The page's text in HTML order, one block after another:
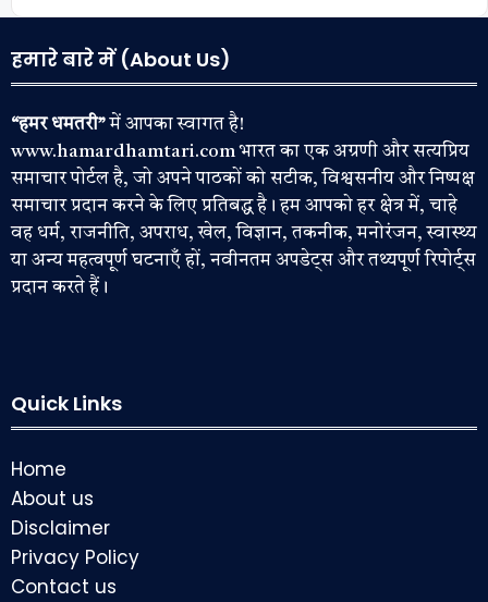
हमारे बारे में (About Us)
“हमर धमतरी”में आपका स्वागत है!
www.hamardhamtari.com भारत का एक अग्रणी और सत्यप्रिय
समाचार पोर्टल है, जो अपने पाठकों को सटीक, विश्वसनीय और निष्पक्ष
समाचार प्रदान करने के लिए प्रतिबद्ध है। हम आपको हर क्षेत्र में, चाहे
वह धर्म, राजनीति, अपराध, खेल, विज्ञान, तकनीक, मनोरंजन, स्वास्थ्य
या अन्य महत्वपूर्ण घटनाएँ हों, नवीनतम अपडेट्स और तथ्यपूर्ण रिपोर्ट्स
प्रदान करते हैं।
Quick Links
Home
About us
Disclaimer
Privacy Policy
Contact us